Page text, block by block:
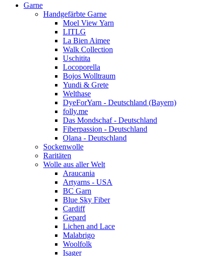
Garne
Handgefärbte Garne
Moel View Yarn
LITLG
La Bien Aimee
Walk Collection
Uschitita
Locoporella
Bojos Wolltraum
Yundi & Grete
Welthase
DyeForYarn - Deutschland (Bayern)
folly.me
Das Mondschaf - Deutschland
Fiberpassion - Deutschland
Olana - Deutschland
Sockenwolle
Raritäten
Wolle aus aller Welt
Araucania
Artyarns - USA
BC Garn
Blue Sky Fiber
Cardiff
Gepard
Lichen and Lace
Malabrigo
Woolfolk
Isager